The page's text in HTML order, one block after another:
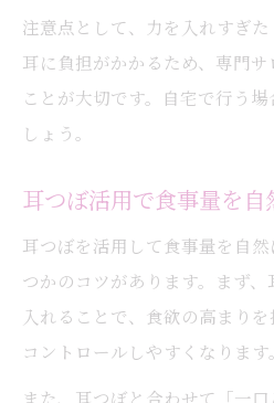
耳つぼジュエリーで
果
耳つぼジュエリーで
耳つぼジュエリーが
注意点として、力を入れすぎ
耳に負担がかかるため、専門
ことが大切です。自宅で行う
しょう。
耳つぼ活用で食事量を自
耳つぼを活用して食事量を自
つかのコツがあります。まず
入れることで、食欲の高まり
コントロールしやすくなります。
また、耳つぼと合わせて「一